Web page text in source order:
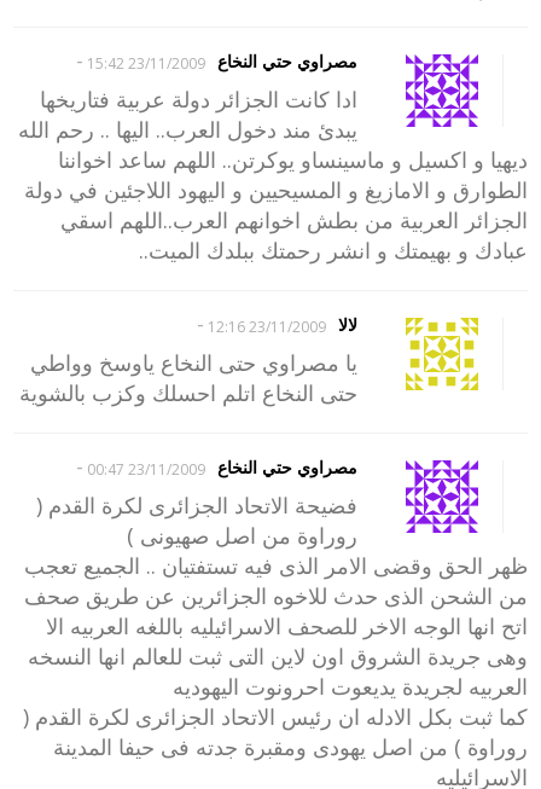
مصراوي حتي النخاع 23/11/2009 15:42
-
ادا كانت الجزائر دولة عربية فتاريخها
يبدئ مند دخول العرب.. اليها .. رحم الله
ديهيا و اكسيل و ماسينساو يوكرتن.. اللهم ساعد اخواننا
الطوارق و الامازيغ و المسيحيين و اليهود اللاجئين في دولة
الجزائر العربية من بطش اخوانهم العرب..اللهم اسقي
عبادك و بهيمتك و انشر رحمتك ببلدك الميت..
لالا 23/11/2009 12:16
-
يا مصراوي حتى النخاع ياوسخ وواطي
حتى النخاع اتلم احسلك وكزب بالشوية
مصراوي حتي النخاع 23/11/2009 00:47
-
فضيحة الاتحاد الجزائرى لكرة القدم (
روراوة من اصل صهيونى )
ظهر الحق وقضى الامر الذى فيه تستفتيان .. الجميع تعجب
من الشحن الذى حدث للاخوه الجزائرين عن طريق صحف
اتح انها الوجه الاخر للصحف الاسرائيليه باللغه العربيه الا
وهى جريدة الشروق اون لاين التى ثبت للعالم انها النسخه
العربيه لجريدة يديعوت احرونوت اليهوديه
كما ثبت بكل الادله ان رئيس الاتحاد الجزائرى لكرة القدم (
روراوة ) من اصل يهودى ومقبرة جدته فى حيفا المدينة
الاسرائيليه